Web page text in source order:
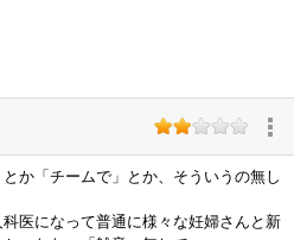
か「チームで」とか、そういうの無し
医になって普通に様々な妊婦さんと新